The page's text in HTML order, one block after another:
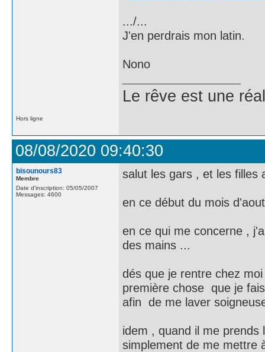
.../...
J'en perdrais mon latin.
Nono
Le rêve est une
Hors ligne
08/08/2020 09:40:30
bisounours83
Membre
Date d'inscription: 05/05/2007
Messages: 4600
salut les gars , et les filles
en ce début du mois
en ce qui me concerne ,
des mains ...
dés que je rentre chez
première chose que je
afin de me laver
idem , quand il me
simplement de me mettre